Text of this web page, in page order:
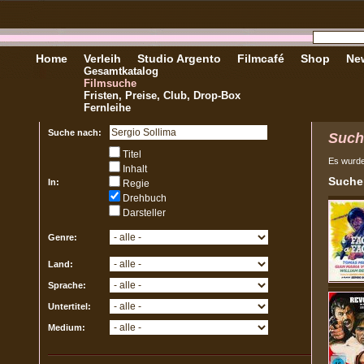
Home Verleih
Gesamtkatalog
Filmsuche
Fristen, Preise, Club, Drop-Box
Fernleihe
Studio Argento Filmcafé Shop
Suche nach:
In:
Titel
Inhalt
Regie
Drehbuch
Darsteller
Genre:
Land:
Sprache:
Untertitel:
Medium:
Es